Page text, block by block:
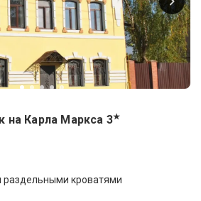
на Карла Маркса 3★
раздельными кроватями